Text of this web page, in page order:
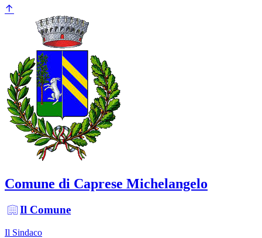
Comune di Caprese Michelangelo
Il Comune
Il Sindaco